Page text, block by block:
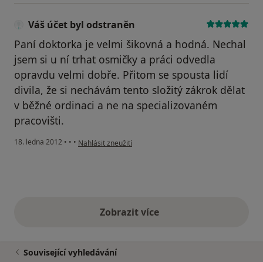
Váš účet byl odstraněn
Paní doktorka je velmi šikovná a hodná. Nechal
jsem si u ní trhat osmičky a práci odvedla
opravdu velmi dobře. Přitom se spousta lidí
divila, že si nechávám tento složitý zákrok dělat
v běžné ordinaci a ne na specializovaném
pracovišti.
18. ledna 2012 • • • podle názoru uživatele Váš účet byl odstraněn
Nahlásit zneužití
Zobrazit vícevýše uvedené názory
Související vyhledávání